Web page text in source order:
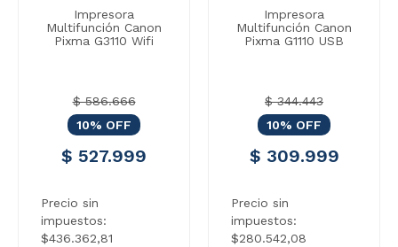
Impresora
Multifunción Canon
Pixma G3110 Wifi
$ 586.666
10% OFF
$ 527.999
Precio sin
impuestos:
$436.362,81
Impresora
Multifunción Canon
Pixma G1110 USB
$ 344.443
10% OFF
$ 309.999
Precio sin
impuestos:
$280.542,08